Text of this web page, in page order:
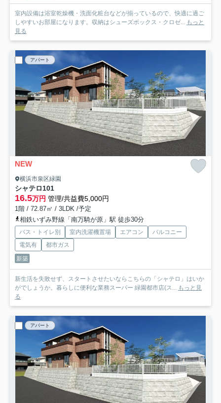
室内設備は浴室乾燥機・洗面化粧台などが揃っているので、快適に過ご
しやすいお部屋になります。収納はシューズボックス・クロゼ... もっと
見る
アパート
NEW
横浜市泉区緑園
シャテロ101
16.5万円 管理/共益費5,000円
1階 / 72.87㎡ / 3LDK /予定
相鉄いずみ野線「南万騎が原」駅 徒歩30分
バス・トイレ別 室内洗濯機置場 エアコン
バルコニー
電気有
都市ガス
新築
新生活を失敗せず、スタートさせたいならこちらの「シャテロ」はいか
がでしょうか。暮らしに便利な業務スーパー 緑園都市店(ス... もっと見
る
アパート